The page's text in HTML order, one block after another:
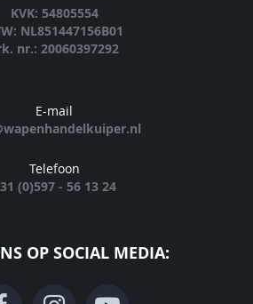
KVK: 54805554
NL851447156B01
nr.: 20060397292
E-mail
Telefoon
(0)597 - 56 13 24
OP SOCIAL MEDIA: